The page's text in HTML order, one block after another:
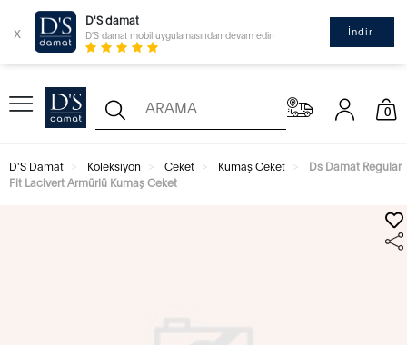
x
D'S damat
D'S damat mobil uygulamasından devam edin İndir
0
D'S Damat Koleksiyon Ceket Kumaş Ceket
Ds Damat Regular
Fit Lacivert Armürlü Kumaş Ceket